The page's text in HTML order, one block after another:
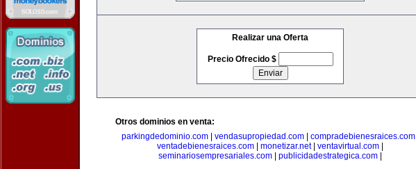
Realizar una Oferta
Precio Ofrecido $
Otros dominios en venta:
parkingdedominio.com| vendasupropiedad.com| compradebienesraices.com|
ventadebienesraices.com
monetizar.net| ventavirtual.com
seminariosempresariales.com
publicidadestrategica.com